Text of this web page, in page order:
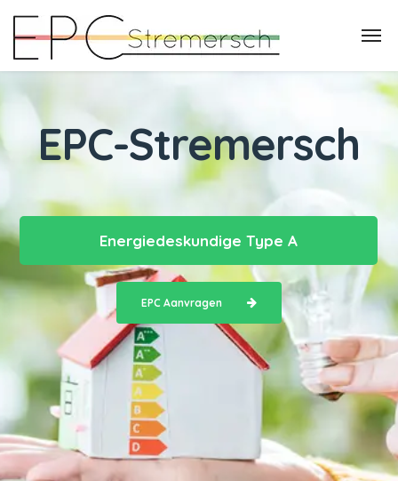
EPC-Stremersch
Energiedeskundige Type A
EPC Aanvragen